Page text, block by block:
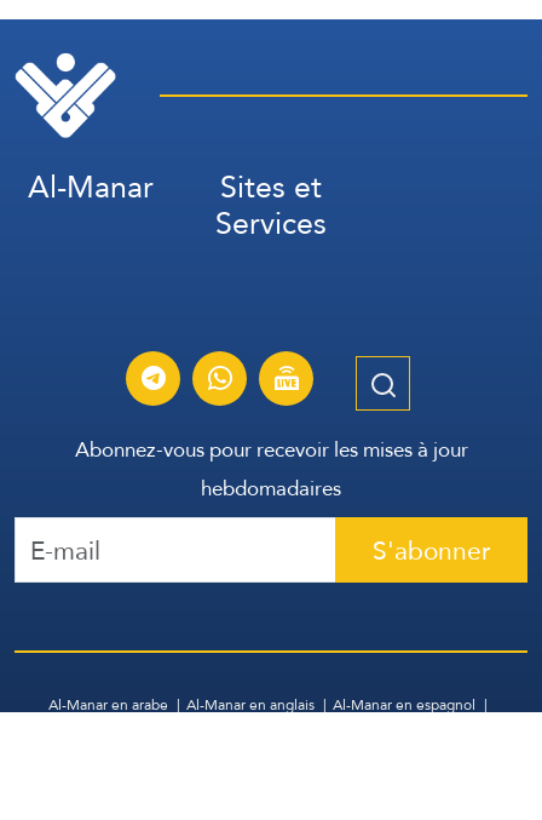
Al-Manar Sites et
Services
Abonnez-vous pour recevoir les mises à jour
hebdomadaires
S'abonner
Al-Manar en arabe Al-Manar en anglais
Al-Manar en espagnol